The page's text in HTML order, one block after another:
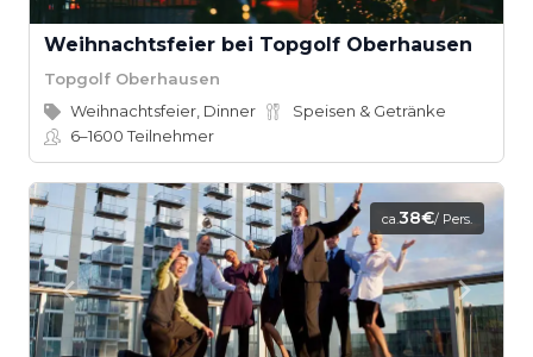
Weihnachtsfeier bei Topgolf Oberhausen
Topgolf Oberhausen
Weihnachtsfeier, Dinner
Speisen & Getränke
6–1600Teilnehmer
ca.38€/ Pers.